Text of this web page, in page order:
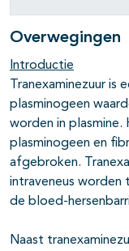
Overwegingen
Introductie
Tranexaminezuur
plasminogeen
worden in
plasminogeen en
afgebroken.
intraveneus worden
de bloed-
Naast